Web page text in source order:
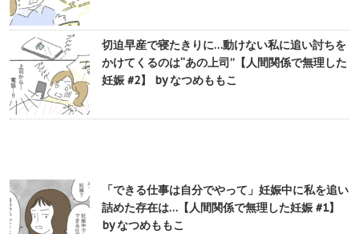
切迫早産で寝たきりに…動けない私に追い討ちを
かけてくるのは“あの上司”【人間関係で無理した
妊娠 #2】 by なつめももこ
「できる仕事は自分でやって」妊娠中に私を追い
詰めた存在は…【人間関係で無理した妊娠 #1】
by なつめももこ